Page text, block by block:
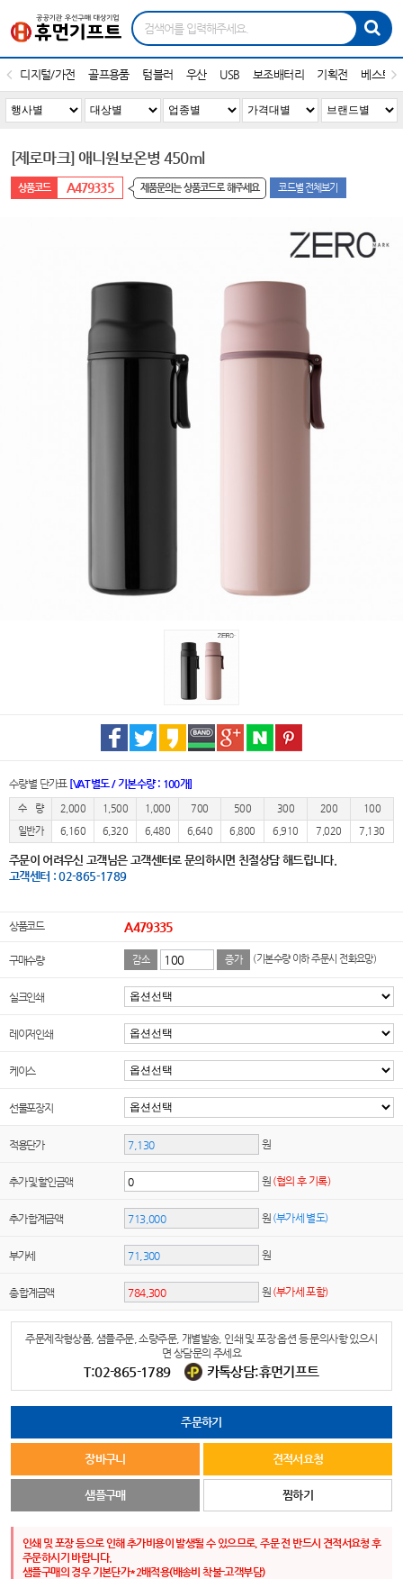
디지털/가전 골프용품 텀블러 우산 USB 보조배터리 기획전 베스트
[제로마크] 애니원보온병 450ml
A479335 제품문의는 상품코드로 해주세요 코드별 전체보기
수량별 단가표 [VAT별도 / 기본수량 : 100개]
수 량 2,000 1,500 1,000 700 500 300 200
100
일반가
6,160 6,320 6,480 6,640 6,800 6,910 7,020 7,130
주문이 어려우신 고객님은 고객센터로 문의하시면 친절상담 해드립니다.
고객센터 : 02-865-1789
상품코드 A479335
구매수량 감소 증가 (기본수량 이하 주문시 전화요망)
실크인쇄
레이저인쇄
케이스
선물포장지
적용단가 원
추가 및 할인금액 원 (협의 후 기록)
추가 합계금액 원 (부가세 별도)
부가세 원
총 합계금액 원 (부가세 포함)
주문제작형상품, 샘플주문, 소량주문, 개별발송, 인쇄 및 포장 옵션 등 문의사항 있으시
면 상담문의 주세요
T:02-865-1789 카톡상담:휴먼기프트
주문하기
장바구니 견적서요청
샘플구매 찜하기
인쇄 및 포장 등으로 인해 추가비용이 발생될 수 있으므로, 주문 전 반드시 견적서요청 후
주문하시기 바랍니다.
샘플구매의 경우 기본단가*2배적용(배송비 착불-고객부담)